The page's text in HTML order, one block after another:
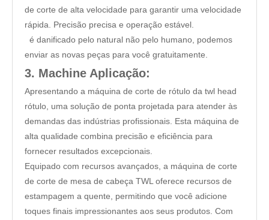
de corte de alta velocidade para garantir uma velocidade
rápida. Precisão precisa e operação estável.
é danificado pelo natural não pelo humano, podemos
enviar as novas peças para você gratuitamente.
3. Machine Aplicação:
Apresentando a máquina de corte de rótulo da twl head
rótulo, uma solução de ponta projetada para atender às
demandas das indústrias profissionais. Esta máquina de
alta qualidade combina precisão e eficiência para
fornecer resultados excepcionais.
Equipado com recursos avançados, a máquina de corte
de corte de mesa de cabeça TWL oferece recursos de
estampagem a quente, permitindo que você adicione
toques finais impressionantes aos seus produtos. Com